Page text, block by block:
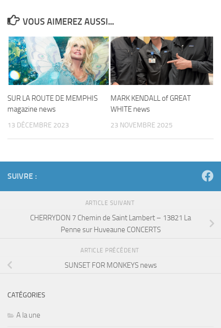
VOUS AIMEREZ AUSSI...
SUR LA ROUTE DE MEMPHIS
magazine news
13 DÉCEMBRE 2023
MARK KENDALL of GREAT
WHITE news
23 NOVEMBRE 2025
SUIVRE :
ARTICLE SUIVANT
CHERRYDON 7 Chemin de Saint Lambert – 13821 La
Penne sur Huveaune CONCERTS
ARTICLE PRÉCÉDENT
SUNSET FOR MONKEYS news
CATÉGORIES
A la une